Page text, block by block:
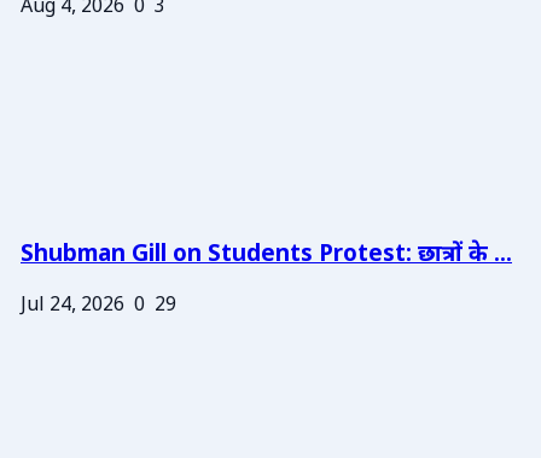
Aug 4, 2026 0 3
Shubman Gill on Students Protest: छात्रों के ...
Jul 24, 2026 0 29